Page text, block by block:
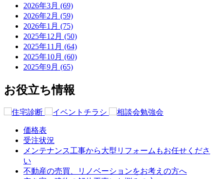
2026年3月 (69)
2026年2月 (59)
2026年1月 (75)
2025年12月 (50)
2025年11月 (64)
2025年10月 (60)
2025年9月 (65)
お役立ち情報
価格表
受注状況
メンテナンス工事から大型リフォームもお任せくださ
い
不動産の売買、リノベーションをお考えの方へ